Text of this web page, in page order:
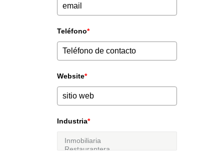
Teléfono*
Website*
Industria*